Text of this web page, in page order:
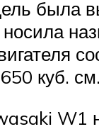
была
носила
куб. см.
W1